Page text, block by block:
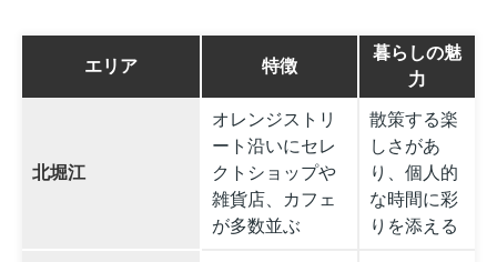
エリア 特徴
暮らしの魅
力
北堀江
オレンジストリ
ート沿いにセレ
クトショップや
雑貨店、カフェ
が多数並ぶ
散策する楽
しさがあ
り、個人的
な時間に彩
りを添える